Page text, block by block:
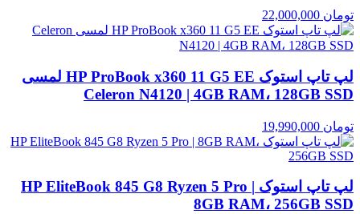
تومان
لپ تاپ استوک HP ProBook x360 11 G5 EE لمسی
Celeron N4120 | 4GB RAM، 128GB SSD
تومان
لپ تاپ استوک HP EliteBook 845 G8 Ryzen 5 Pro |
8GB RAM، 256GB SSD